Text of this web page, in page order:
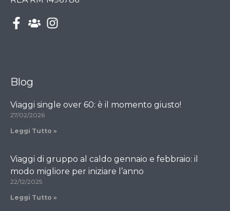
Blog
Viaggi single over 60: è il momento giusto!
27/02/2026
Leggi Tutto »
Viaggi di gruppo al caldo gennaio e febbraio: il
modo migliore per iniziare l’anno
22/12/2025
Leggi Tutto »